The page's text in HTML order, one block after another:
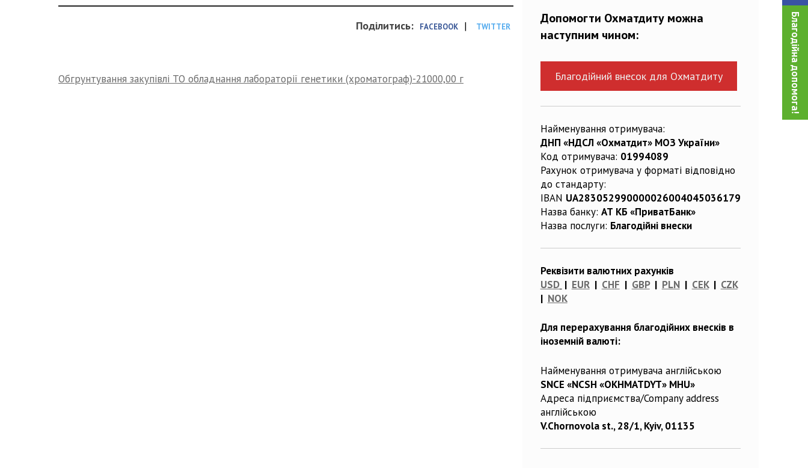
Благодійна допомога!
Поділитись: FACEBOOK | TWITTER
Обгрунтування закупівлі ТО обладнання лабораторії генетики (хроматограф)-21000,00 г
Допомогти Охматдиту можна
наступним чином:
Благодійний внесок для Охматдиту
Найменування отримувача:
ДНП «НДСЛ «Охматдит» МОЗ України»
Код отримувача: 01994089
Рахунок отримувача у форматі відповідно
до стандарту:
IBAN UA283052990000026004045036179
Назва банку: АТ КБ «ПриватБанк»
Назва послуги: Благодійні внески
Реквізити валютних рахунків
USD | EUR| CHF | GBP| PLN| CEK| CZK
| NOK
Для перерахування благодійних внесків в
іноземній валюті:
Найменування отримувача англійською
SNCE «NCSH «OKHMATDYT» MHU»
Адреса підприємства/Company address
англійською
V.Chornovola st., 28/1, Kyiv, 01135